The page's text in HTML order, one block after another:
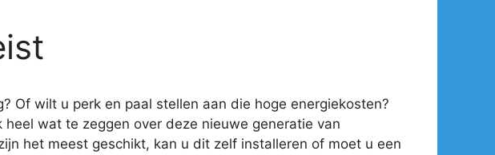
Of wilt u perk en paal stellen aan die hoge energiekosten?
wat te zeggen over deze nieuwe generatie van
het meest geschikt, kan u dit zelf installeren of moet u een